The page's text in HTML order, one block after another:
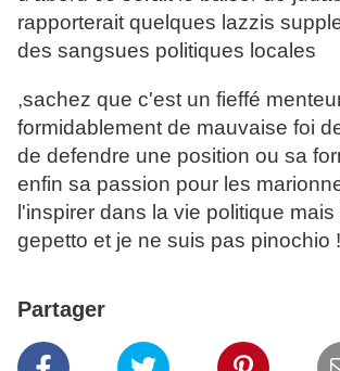
rapporterait quelques lazzis
des sangsues politiques locales
,sachez que c'est un fieffé
formidablement de mauvaise foi
de defendre une position ou sa
enfin sa passion pour les
l'inspirer dans la vie politique
gepetto et je ne suis pas pinochio !
Partager